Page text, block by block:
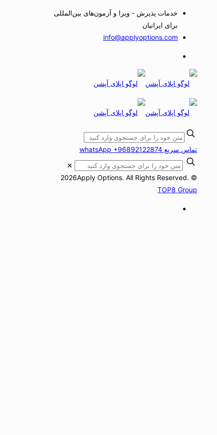
خدمات پذیرش - ویزا و آزمون‌های بین‌المللی
برای ایرانیان
info@applyoptions.com
تماس سریع whatsApp +96892122874
✕
© 2026Apply Options. All Rights Reserved.
TOP8 Group